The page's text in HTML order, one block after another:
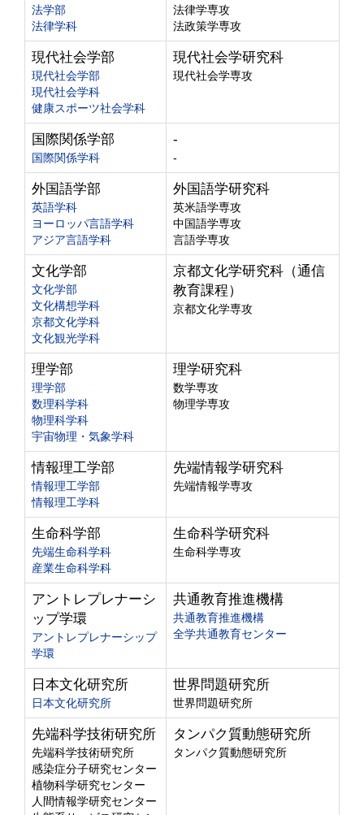
法学部
法律学科
法律学専攻
法政策学専攻
現代社会学部
現代社会学部
現代社会学科
健康スポーツ社会学科
現代社会学研究科
現代社会学専攻
国際関係学部
国際関係学科
-
-
外国語学部
英語学科
ヨーロッパ言語学科
アジア言語学科
外国語学研究科
英米語学専攻
中国語学専攻
言語学専攻
文化学部
文化学部
文化構想学科
京都文化学科
文化観光学科
京都文化学研究科（通信
教育課程）
京都文化学専攻
理学部
理学部
数理科学科
物理科学科
宇宙物理・気象学科
理学研究科
数学専攻
物理学専攻
情報理工学部
情報理工学部
情報理工学科
先端情報学研究科
先端情報学専攻
生命科学部
先端生命科学科
産業生命科学科
生命科学研究科
生命科学専攻
アントレプレナーシ
ップ学環
アントレプレナーシップ
学環
共通教育推進機構
共通教育推進機構
全学共通教育センター
日本文化研究所
日本文化研究所
世界問題研究所
世界問題研究所
先端科学技術研究所
先端科学技術研究所
感染症分子研究センター
植物科学研究センター
人間情報学研究センター
タンパク質動態研究所
タンパク質動態研究所